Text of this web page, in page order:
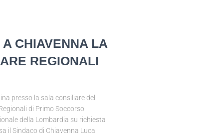
CHIAVENNA LA
REGIONALI
presso la sala consiliare del
di Primo Soccorso
della Lombardia su richiesta
il Sindaco di Chiavenna Luca